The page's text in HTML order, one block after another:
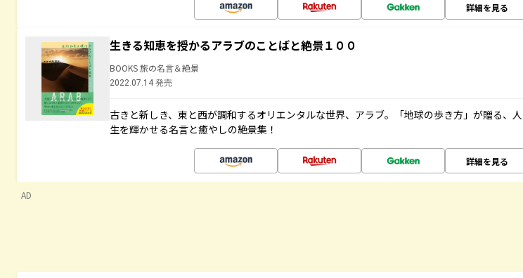
詳細を見る
生きる知恵を授かるアラブのことばと絶景１００
BOOKS 旅の名言＆絶景
2022.07.14 発売
古きと新しき、東と西が調和するオリエンタルな世界、アラブ。「地球の歩き方」が贈る、人
生を輝かせる名言と癒やしの絶景集！
詳細を見る
AD